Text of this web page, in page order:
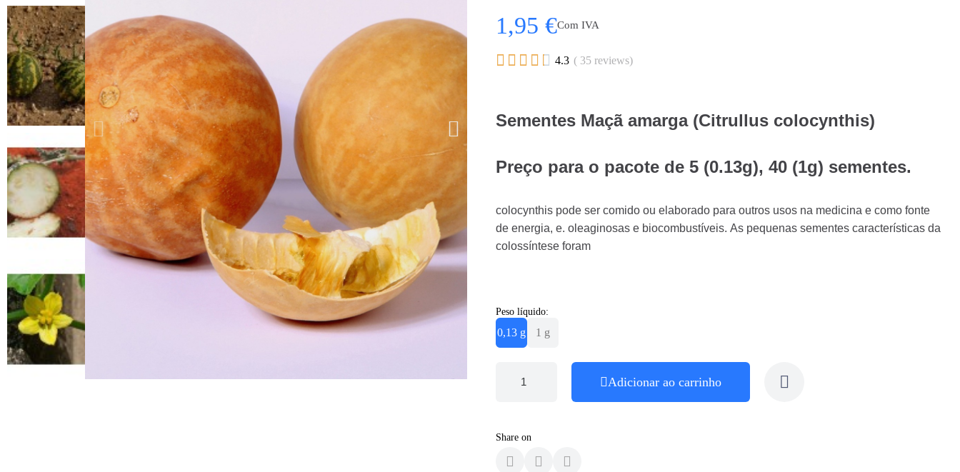
1,95 €Com IVA
     4.3 ( 35 reviews)
Sementes Maçã amarga (Citrullus colocynthis)
Preço para o pacote de 5 (0.13g), 40 (1g) sementes.
colocynthis pode ser comido ou elaborado para outros usos na medicina e como fonte
de energia, e. oleaginosas e biocombustíveis. As pequenas sementes características da
colossíntese foram
Peso líquido:
0,13 g 1 g
Adicionar ao carrinho
Share on